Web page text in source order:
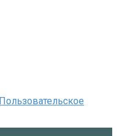
Пользовательское